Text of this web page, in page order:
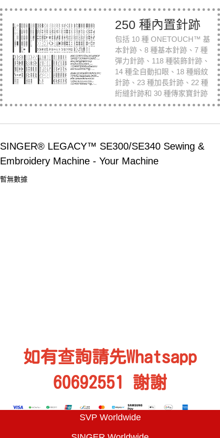
250 種內置針跡
包括 10 種 ONETOUCH™ 基
本針跡、8 種基本針跡、7 種
彈力針跡、118 種裝飾針跡、
14 種全自動扣眼、18 種緞紋
針跡、23 種加長針跡、22 種
絎縫針跡和 30 種傳家寶針跡
SINGER® LEGACY™ SE300/SE340 Sewing &
Embroidery Machine - Your Machine
暫無數據
如有查詢請先Whatsapp
60692551 謝謝
SVP Worldwide